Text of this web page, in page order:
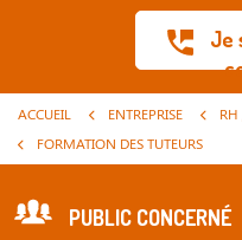
Je
ACCUEIL ENTREPRISE
FORMATION DES TUTEURS
PUBLIC CONCERNÉ